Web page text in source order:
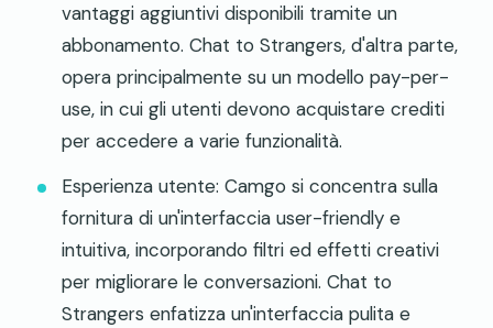
vantaggi aggiuntivi disponibili tramite un
abbonamento. Chat to Strangers, d'altra parte,
opera principalmente su un modello pay-per-
use, in cui gli utenti devono acquistare crediti
per accedere a varie funzionalità.
Esperienza utente: Camgo si concentra sulla
fornitura di un'interfaccia user-friendly e
intuitiva, incorporando filtri ed effetti creativi
per migliorare le conversazioni. Chat to
Strangers enfatizza un'interfaccia pulita e